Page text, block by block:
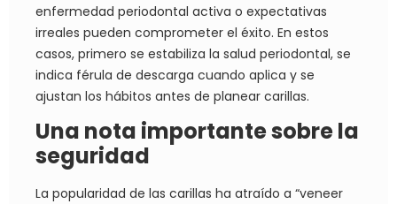
enfermedad periodontal activa o expectativas
irreales pueden comprometer el éxito. En estos
casos, primero se estabiliza la salud periodontal, se
indica férula de descarga cuando aplica y se
ajustan los hábitos antes de planear carillas.
Una nota importante sobre la
seguridad
La popularidad de las carillas ha atraído a “veneer